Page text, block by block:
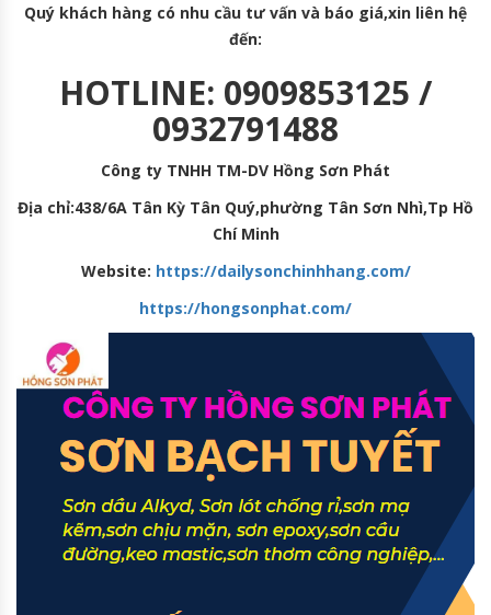
Quý khách hàng có nhu cầu tư vấn và báo giá,xin liên hệ
đến:
HOTLINE: 0909853125 /
0932791488
Công ty TNHH TM-DV Hồng Sơn Phát
Địa chỉ:438/6A Tân Kỳ Tân Quý,phường Tân Sơn Nhì,Tp Hồ
Chí Minh
Website: https://dailysonchinhhang.com/
https://hongsonphat.com/